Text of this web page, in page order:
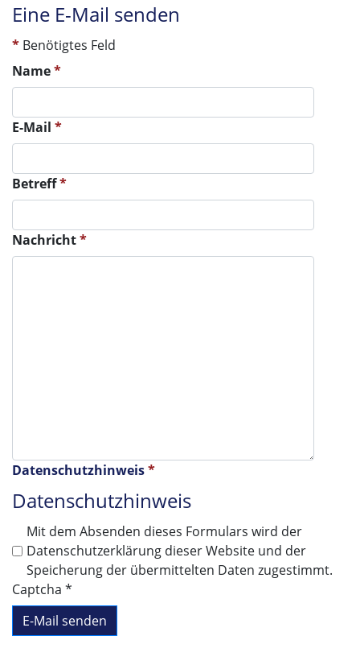
Eine E-Mail senden
* Benötigtes Feld
Name*
E-Mail *
Betreff*
Nachricht*
Datenschutzhinweis*
Datenschutzhinweis
Mit dem Absenden dieses Formulars wird der
Datenschutzerklärung dieser Website und der
Speicherung der übermittelten Daten zugestimmt.
Captcha *
E-Mail senden